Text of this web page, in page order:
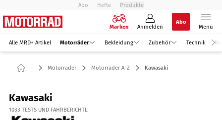
Abo Hefte Produkte
Marken Anmelden
Abo
Menü
Alle MRD+ Artikel Motorräder Bekleidung Zubehör Technik
Motorräder Motorräder A-Z Kawasaki
Kawasaki
1033 TESTS UND FAHRBERICHTE